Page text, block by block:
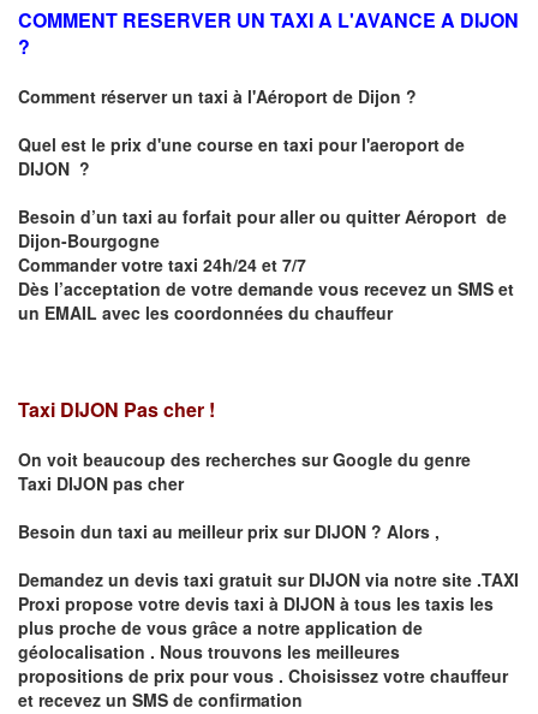
COMMENT RESERVER UN TAXI A L'AVANCE A DIJON
?
Comment réserver un taxi à l'Aéroport de Dijon ?
Quel est le prix d'une course en taxi pour l'aeroport de
DIJON ?
Besoin d’un taxi au forfait pour aller ou quitter Aéroport de
Dijon-Bourgogne
Commander votre taxi 24h/24 et 7/7
Dès l’acceptation de votre demande vous recevez un SMS et
un EMAIL avec les coordonnées du chauffeur
Taxi DIJON Pas cher !
On voit beaucoup des recherches sur Google du genre
Taxi DIJON pas cher
Besoin dun taxi au meilleur prix sur DIJON ? Alors ,
Demandez un devis taxi gratuit sur DIJON via notre site .TAXI
Proxi propose votre devis taxi à DIJON à tous les taxis les
plus proche de vous grâce a notre application de
géolocalisation . Nous trouvons les meilleures
propositions de prix pour vous . Choisissez votre chauffeur
et recevez un SMS de confirmation